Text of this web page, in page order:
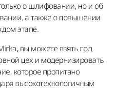
о шлифовании, но и об
а также о повышении
этапе.
вы можете взять под
цех и модернизировать
которое пропитано
высокотехнологичным